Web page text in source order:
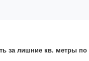
лишние кв. метры по